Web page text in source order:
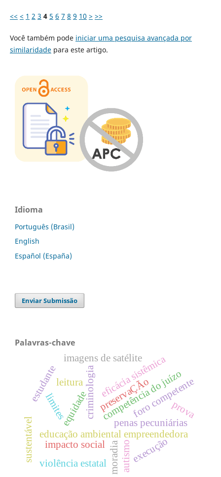
<< < 1 2 3 4 5 6 7 8 9 10 > >>
Você também pode iniciar uma pesquisa avançada por
similaridadepara este artigo.
Idioma
Português (Brasil)
English
Español (España)
Enviar Submissão
Palavras-chave
penas pecuniárias
preservaÇÃo
criminologia
educação ambiental empreendedora
sustentável
leitura
moradia
competência do juízo
execução
foro competente
eficácia sistêmica
impacto social
equidade
limites
imagens de satélite
prova
estudante
violência estatal autismo